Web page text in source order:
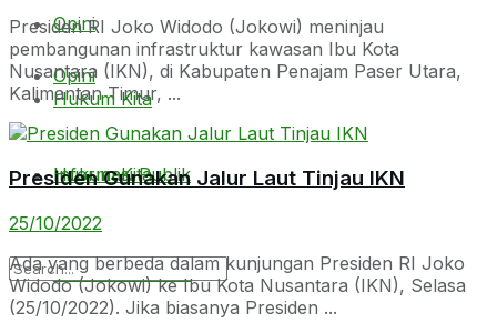
Opini
Hukum Kita
Informasi Publik
Opini
Hukum Kita
Informasi Publik
Presiden RI Joko Widodo (Jokowi) meninjau
pembangunan infrastruktur kawasan Ibu Kota
Nusantara (IKN), di Kabupaten Penajam Paser Utara,
Kalimantan Timur, ...
Presiden Gunakan Jalur Laut Tinjau IKN
25/10/2022
Ada yang berbeda dalam kunjungan Presiden RI Joko
Widodo (Jokowi) ke Ibu Kota Nusantara (IKN), Selasa
(25/10/2022). Jika biasanya Presiden ...